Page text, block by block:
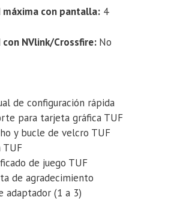
con pantalla: 4
NVlink/Crossfire: No
de configuración rápida
para tarjeta gráfica TUF
y bucle de velcro TUF
TUF
de juego TUF
de agradecimiento
adaptador (1 a 3)